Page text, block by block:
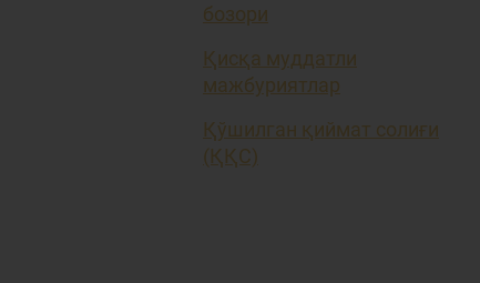
бозори
Қисқа муддатли
мажбуриятлар
Қўшилган қиймат солиғи
(ҚҚС)